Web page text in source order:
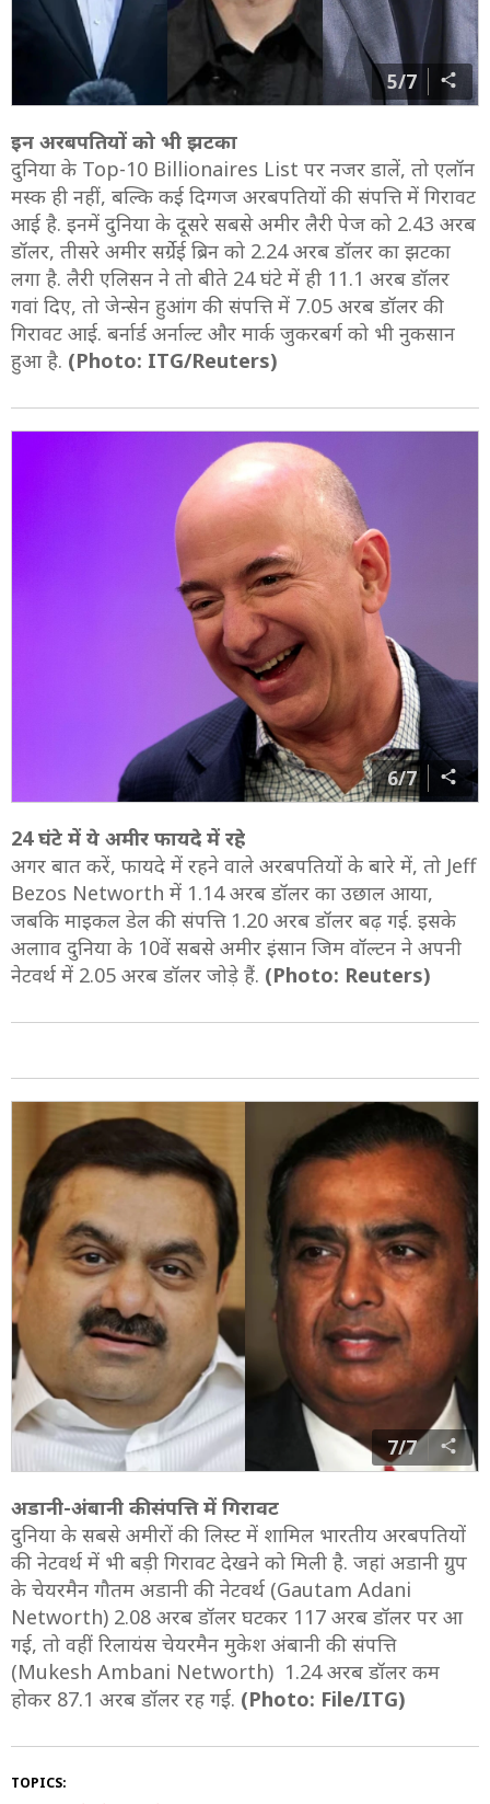
5/7
इन अरबपतियों को भी झटका
दुनिया के Top-10 Billionaires List पर नजर डालें, तो एलॉन
मस्क ही नहीं, बल्कि कई दिग्गज अरबपतियों की संपत्ति में गिरावट
आई है. इनमें दुनिया के दूसरे सबसे अमीर लैरी पेज को 2.43 अरब
डॉलर, तीसरे अमीर सर्ग्रेई ब्रिन को 2.24 अरब डॉलर का झटका
लगा है. लैरी एलिसन ने तो बीते 24 घंटे में ही 11.1 अरब डॉलर
गवां दिए, तो जेन्सेन हुआंग की संपत्ति में 7.05 अरब डॉलर की
गिरावट आई. बर्नार्ड अर्नाल्ट और मार्क जुकरबर्ग को भी नुकसान
हुआ है. (Photo: ITG/Reuters)
6/7
24 घंटे में ये अमीर फायदे में रहे
अगर बात करें, फायदे में रहने वाले अरबपतियों के बारे में, तो Jeff
Bezos Networth में 1.14 अरब डॉलर का उछाल आया,
जबकि माइकल डेल की संपत्ति 1.20 अरब डॉलर बढ़ गई. इसके
अलााव दुनिया के 10वें सबसे अमीर इंसान जिम वॉल्टन ने अपनी
नेटवर्थ में 2.05 अरब डॉलर जोड़े हैं. (Photo: Reuters)
7/7
अडानी-अंबानी की संपत्ति में गिरावट
दुनिया के सबसे अमीरों की लिस्ट में शामिल भारतीय अरबपतियों
की नेटवर्थ में भी बड़ी गिरावट देखने को मिली है. जहां अडानी ग्रुप
के चेयरमैन गौतम अडानी की नेटवर्थ (Gautam Adani
Networth) 2.08 अरब डॉलर घटकर 117 अरब डॉलर पर आ
गई, तो वहीं रिलायंस चेयरमैन मुकेश अंबानी की संपत्ति
(Mukesh Ambani Networth) 1.24 अरब डॉलर कम
होकर 87.1 अरब डॉलर रह गई. (Photo: File/ITG)
TOPICS: